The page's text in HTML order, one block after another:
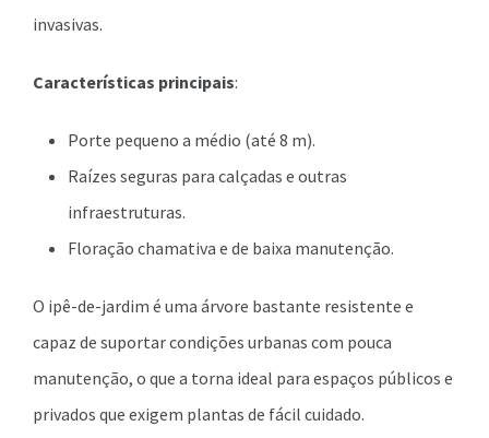
invasivas.
Características principais:
Porte pequeno a médio (até 8 m).
Raízes seguras para calçadas e outras
infraestruturas.
Floração chamativa e de baixa manutenção.
O ipê-de-jardim é uma árvore bastante resistente e
capaz de suportar condições urbanas com pouca
manutenção, o que a torna ideal para espaços públicos e
privados que exigem plantas de fácil cuidado.